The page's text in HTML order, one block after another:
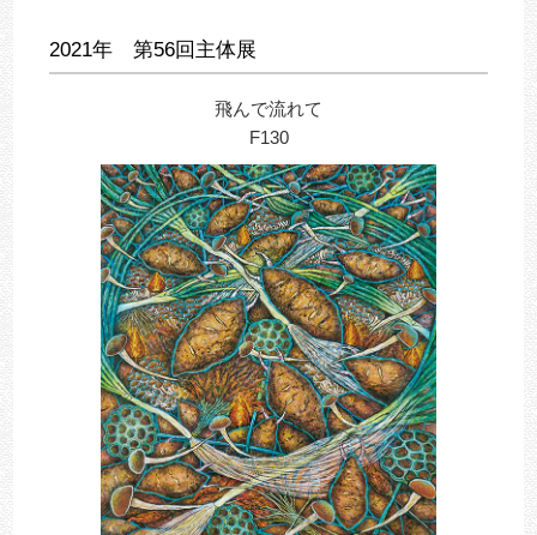
2021年 第56回主体展
飛んで流れて
F130